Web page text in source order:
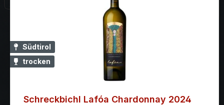
Südtirol
trocken
Schreckbichl Lafóa Chardonnay 2024